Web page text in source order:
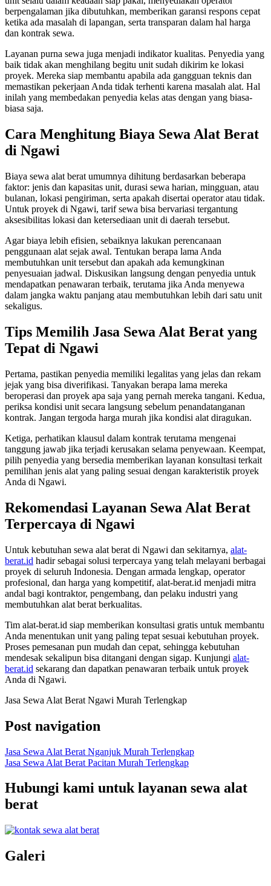
berpengalaman jika dibutuhkan, memberikan garansi respons cepat
ketika ada masalah di lapangan, serta transparan dalam hal harga
dan kontrak sewa.
Layanan purna sewa juga menjadi indikator kualitas. Penyedia yang
baik tidak akan menghilang begitu unit sudah dikirim ke lokasi
proyek. Mereka siap membantu apabila ada gangguan teknis dan
memastikan pekerjaan Anda tidak terhenti karena masalah alat. Hal
inilah yang membedakan penyedia kelas atas dengan yang biasa-
biasa saja.
Cara Menghitung Biaya Sewa Alat Berat
di Ngawi
Biaya sewa alat berat umumnya dihitung berdasarkan beberapa
faktor: jenis dan kapasitas unit, durasi sewa harian, mingguan, atau
bulanan, lokasi pengiriman, serta apakah disertai operator atau tidak.
Untuk proyek di Ngawi, tarif sewa bisa bervariasi tergantung
aksesibilitas lokasi dan ketersediaan unit di daerah tersebut.
Agar biaya lebih efisien, sebaiknya lakukan perencanaan
penggunaan alat sejak awal. Tentukan berapa lama Anda
membutuhkan unit tersebut dan apakah ada kemungkinan
penyesuaian jadwal. Diskusikan langsung dengan penyedia untuk
mendapatkan penawaran terbaik, terutama jika Anda menyewa
dalam jangka waktu panjang atau membutuhkan lebih dari satu unit
sekaligus.
Tips Memilih Jasa Sewa Alat Berat yang
Tepat di Ngawi
Pertama, pastikan penyedia memiliki legalitas yang jelas dan rekam
jejak yang bisa diverifikasi. Tanyakan berapa lama mereka
beroperasi dan proyek apa saja yang pernah mereka tangani. Kedua,
periksa kondisi unit secara langsung sebelum penandatanganan
kontrak. Jangan tergoda harga murah jika kondisi alat diragukan.
Ketiga, perhatikan klausul dalam kontrak terutama mengenai
tanggung jawab jika terjadi kerusakan selama penyewaan. Keempat,
pilih penyedia yang bersedia memberikan layanan konsultasi terkait
pemilihan jenis alat yang paling sesuai dengan karakteristik proyek
Anda di Ngawi.
Rekomendasi Layanan Sewa Alat Berat
Terpercaya di Ngawi
Untuk kebutuhan sewa alat berat di Ngawi dan sekitarnya, alat-
berat.id hadir sebagai solusi terpercaya yang telah melayani berbagai
proyek di seluruh Indonesia. Dengan armada lengkap, operator
profesional, dan harga yang kompetitif, alat-berat.id menjadi mitra
andal bagi kontraktor, pengembang, dan pelaku industri yang
membutuhkan alat berat berkualitas.
Tim alat-berat.id siap memberikan konsultasi gratis untuk membantu
Anda menentukan unit yang paling tepat sesuai kebutuhan proyek.
Proses pemesanan pun mudah dan cepat, sehingga kebutuhan
mendesak sekalipun bisa ditangani dengan sigap. Kunjungi alat-
berat.id sekarang dan dapatkan penawaran terbaik untuk proyek
Anda di Ngawi.
Jasa Sewa Alat Berat Ngawi Murah Terlengkap
Post navigation
Jasa Sewa Alat Berat Nganjuk Murah Terlengkap
Jasa Sewa Alat Berat Pacitan Murah Terlengkap
Hubungi kami untuk layanan sewa alat
berat
Galeri